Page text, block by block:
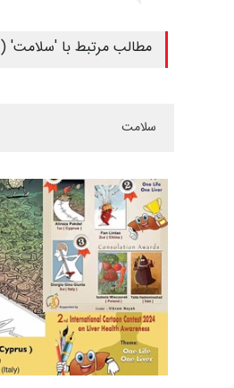
مطالب مرتبط با 'سلامت' (59)